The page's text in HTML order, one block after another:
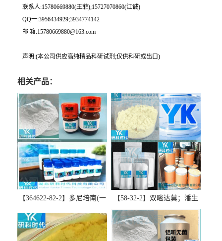
联系人:15780669880(王菲);15727070860(江诚)
QQ一:3956434929;3934774142
邮 箱:15780669880@163.com
声明:(本公司供应高纯精品科研试剂;仅供科研或出口)
相关产品：
【364622-82-2】多尼培南(一
精品科研试剂-湖北研科时代
科技-“研”无止境;“科”学创
【58-32-2】双嘧达莫；潘生
丁-精品科研试剂-湖北研科时
代科技-“研”无止境;“科”学创
新！支持三方验证；支持定